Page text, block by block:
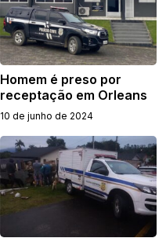
Homem é preso por
receptação em Orleans
10 de junho de 2024